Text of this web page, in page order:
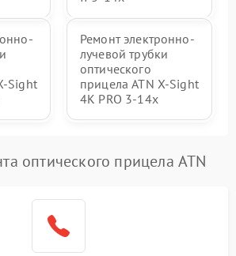
Sight
Ремонт электронно-
лучевой трубки
оптического
прицела ATN X-Sight
4K PRO 3-14x
оптического прицела ATN